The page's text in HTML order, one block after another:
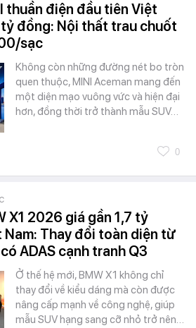
thuần điện đầu tiên Việt
đồng: Nội thất trau chuốt
sạc
Không còn những đường nét bo tròn
quen thuộc, MINI Aceman mang đến
một diện mạo vuông vức và hiện đại
hơn, đồng thời trở thành mẫu SUV…
0
X1 2026 giá gần 1,7 tỷ
Nam: Thay đổi toàn diện từ
ADAS cạnh tranh Q3
Ở thế hệ mới, BMW X1 không chỉ
thay đổi về kiểu dáng mà còn được
nâng cấp mạnh về công nghệ, giúp
mẫu SUV hạng sang cỡ nhỏ trở nên…